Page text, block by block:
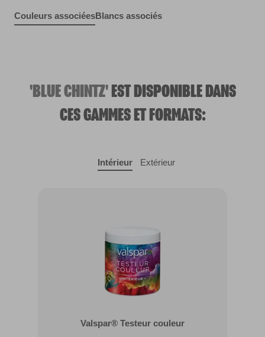
Couleurs associéesBlancs associés
'BLUE CHINTZ'EST DISPONIBLE DANS
CES GAMMES ET FORMATS:
Intérieur Extérieur
Valspar® Testeur couleur
Valspar® Pro Extérieur Boiseries et